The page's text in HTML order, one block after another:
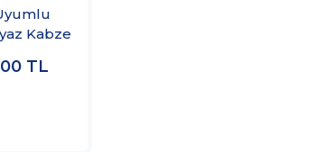
Kabze
TL